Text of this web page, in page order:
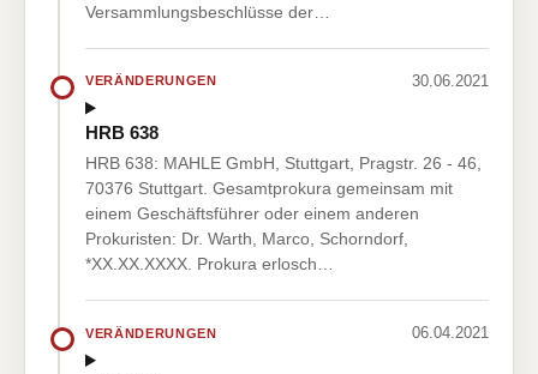
Versammlungsbeschlüsse der…
VERÄNDERUNGEN 30.06.2021
HRB 638
HRB 638: MAHLE GmbH, Stuttgart, Pragstr. 26 - 46,
70376 Stuttgart. Gesamtprokura gemeinsam mit
einem Geschäftsführer oder einem anderen
Prokuristen: Dr. Warth, Marco, Schorndorf,
*XX.XX.XXXX. Prokura erlosch…
VERÄNDERUNGEN 06.04.2021